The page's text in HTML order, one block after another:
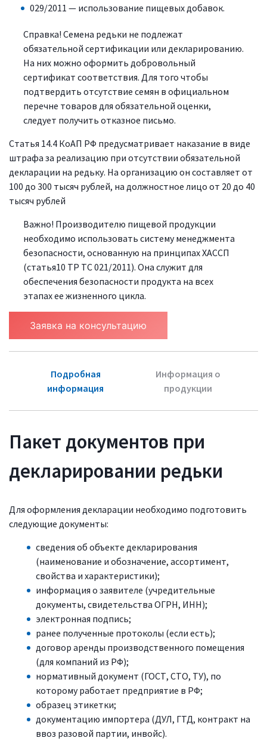
029/2011 — использование пищевых добавок.
Справка! Семена редьки не подлежат
обязательной сертификации или декларированию.
На них можно оформить добровольный
сертификат соответствия. Для того чтобы
подтвердить отсутствие семян в официальном
перечне товаров для обязательной оценки,
следует получить отказное письмо.
Статья 14.4 КоАП РФ предусматривает наказание в виде
штрафа за реализацию при отсутствии обязательной
декларации на редьку. На организацию он составляет от
100 до 300 тысяч рублей, на должностное лицо от 20 до 40
тысяч рублей
Важно! Производителю пищевой продукции
необходимо использовать систему менеджмента
безопасности, основанную на принципах ХАССП
(статья10 ТР ТС 021/2011). Она служит для
обеспечения безопасности продукта на всех
этапах ее жизненного цикла.
Заявка на консультацию
Подробная
информация
Информация о
продукции
Пакет документов при
декларировании редьки
Для оформления декларации необходимо подготовить
следующие документы:
сведения об объекте декларирования
(наименование и обозначение, ассортимент,
свойства и характеристики);
информация о заявителе (учредительные
документы, свидетельства ОГРН, ИНН);
электронная подпись;
ранее полученные протоколы (если есть);
договор аренды производственного помещения
(для компаний из РФ);
нормативный документ (ГОСТ, СТО, ТУ), по
которому работает предприятие в РФ;
образец этикетки;
документацию импортера (ДУЛ, ГТД, контракт на
ввоз разовой партии, инвойс).